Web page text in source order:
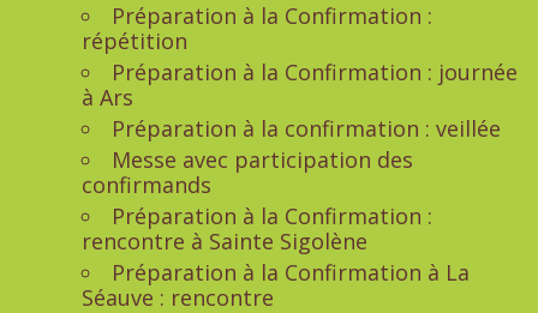
Préparation à la Confirmation :
répétition
Préparation à la Confirmation : journée
à Ars
Préparation à la confirmation : veillée
Messe avec participation des
confirmands
Préparation à la Confirmation :
rencontre à Sainte Sigolène
Préparation à la Confirmation à La
Séauve : rencontre